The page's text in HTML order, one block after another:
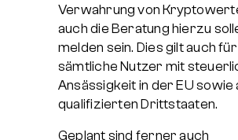
Verwahrung von
auch die Beratung hierzu
melden sein. Dies gilt auch für
sämtliche Nutzer mit
Ansässigkeit in der EU sowie
qualifizierten Drittstaaten.
Geplant sind ferner auch